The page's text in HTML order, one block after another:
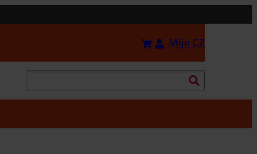
Bereken uw premie
Mijn CZ